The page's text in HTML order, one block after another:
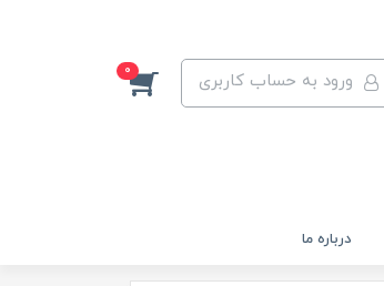
ورود به حساب کاربری 0
درباره ما